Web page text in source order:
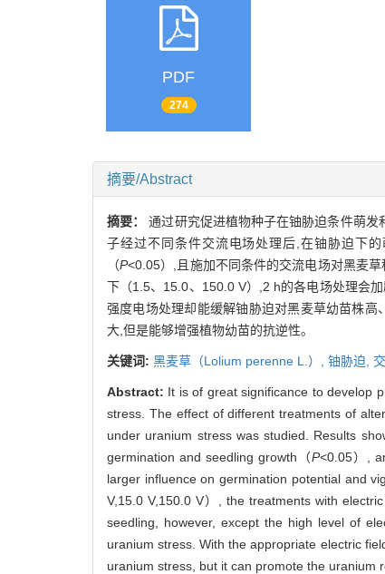
PDF
274
摘要/Abstract
摘要：通过研究促进植物种子在铀胁迫条件萌
子经过不同条件交流电场处理后,在铀胁迫下
（P<0.05）,且施加不同条件的交流电场对黑麦
下（1.5、15.0、150.0 V）,2 h的各电场处理会
强度电场处理却能缓解铀胁迫对黑麦草幼苗株
大,但是能够增强植物幼苗的抗逆性。
关键词: 黑麦草（Lolium perenne L.）, 铀胁迫,
Abstract: It is of great significance to develop
stress. The effect of different treatments of
under uranium stress was studied. Results
germination and seedling growth（P<0.05）,
larger influence on germination potential and
V,15.0 V,150.0 V）, the treatments with
seedling, however, except the high level of
uranium stress. With the appropriate electric
uranium stress, but it can promote the uranium